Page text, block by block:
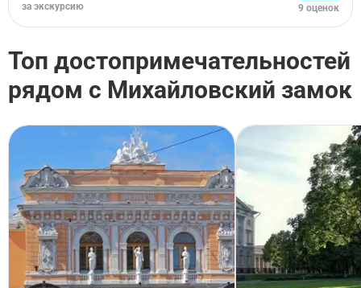
за экскурсию 9 оценок
Топ достопримечательностей
рядом с Михайловский замок